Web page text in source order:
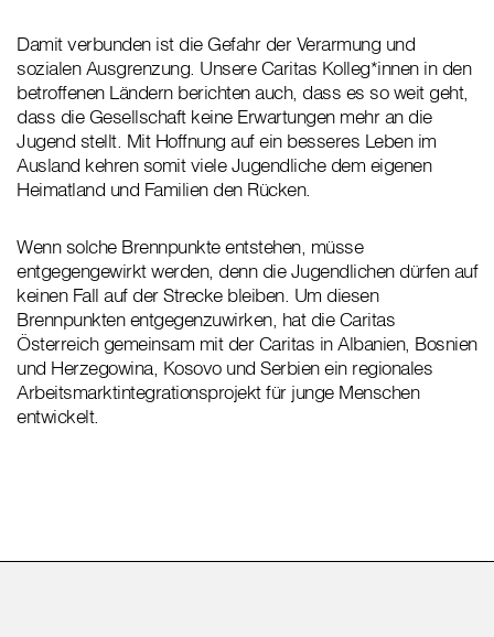
Damit verbunden ist die Gefahr der Verarmung und
sozialen Ausgrenzung. Unsere Caritas Kolleg*innen in den
betroffenen Ländern berichten auch, dass es so weit geht,
dass die Gesellschaft keine Erwartungen mehr an die
Jugend stellt. Mit Hoffnung auf ein besseres Leben im
Ausland kehren somit viele Jugendliche dem eigenen
Heimatland und Familien den Rücken.
Wenn solche Brennpunkte entstehen, müsse
entgegengewirkt werden, denn die Jugendlichen dürfen auf
keinen Fall auf der Strecke bleiben. Um diesen
Brennpunkten entgegenzuwirken, hat die Caritas
Österreich gemeinsam mit der Caritas in Albanien, Bosnien
und Herzegowina, Kosovo und Serbien ein regionales
Arbeitsmarktintegrationsprojekt für junge Menschen
entwickelt.